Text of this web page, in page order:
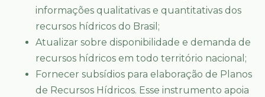
informações qualitativas e quantitativas dos
recursos hídricos do Brasil;
Atualizar sobre disponibilidade e demanda de
recursos hídricos em todo território nacional;
Fornecer subsídios para elaboração de Planos
de Recursos Hídricos. Esse instrumento apoia